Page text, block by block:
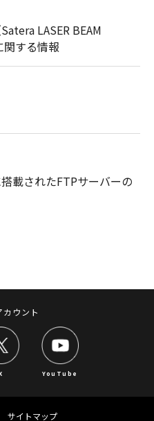
LASER BEAM
関する情報
載されたFTPサーバーの
カウント
YouTube
サイトマップ